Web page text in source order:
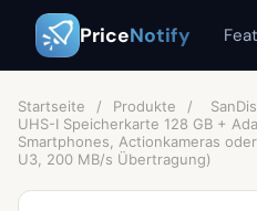
PriceNotify
Startseite / Produkte /
UHS-I Speicherkarte 128 GB +
Smartphones, Actionkameras
U3, 200 MB/s Übertragung)